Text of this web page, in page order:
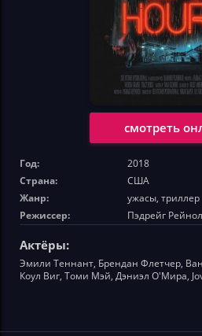
смотреть
Год:
2018
Страна:
США
Жанр:
ужасы, триллер
Режиссер:
Пэдрейг
Актёры:
Эмили Теннант, Брендан Флетчер,
Коул Виг, Томи Мэй, Дэниэл О'Мира,